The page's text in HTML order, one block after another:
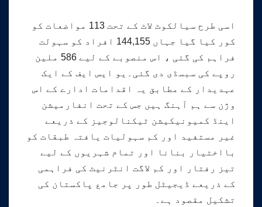
اسی طرح سیالکوٹ لاٹ کے تحت 113 مواضعات کو
کور کیا گیا جہاں 144,155 افراد کو سہولت
فراہم کی گئی ، اس منصوبے کے لیے 586 ملین
روپے کی سبسڈی دی گئی۔یو ایس ایف کے ایک
عہدیدار کے مطابق یہ اقدامات ادارے کے اس
وژن سے ہم آہنگ ہیں جس کے تحت انفارمیشن
اینڈ کمیونیکیشن ٹیکنالوجیز کے ذریعے
غیر مستفید اور کم سہولیات یافتہ طبقات کو
بااختیار بنانا اور تمام شہریوں کے لیے
تیز رفتار اور کم لاگت انٹرنیٹ کی فراہمی
کے ذریعے ڈیجیٹل طور پر جامع پاکستان کی
تشکیل مقصود ہے۔